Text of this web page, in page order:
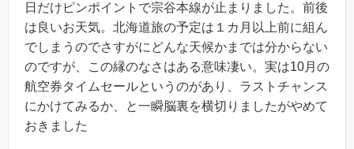
日だけピンポイントで宗谷本線が止まりました。前後
は良いお天気。北海道旅の予定は１カ月以上前に組ん
でしまうのでさすがにどんな天候かまでは分からない
のですが、この縁のなさはある意味凄い。実は10月の
航空券タイムセールというのがあり、ラストチャンス
にかけてみるか、と一瞬脳裏を横切りましたがやめて
おきました